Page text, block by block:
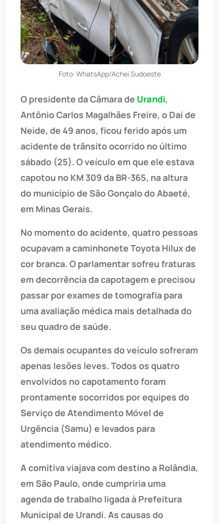
Foto: WhatsApp/Achei Sudoeste
O presidente da Câmara de Urandi,
Antônio Carlos Magalhães Freire, o Dai de
Neide, de 49 anos, ficou ferido após um
acidente de trânsito ocorrido no último
sábado (25). O veículo em que ele estava
capotou no KM 309 da BR-365, na altura
do município de São Gonçalo do Abaeté,
em Minas Gerais.
No momento do acidente, quatro pessoas
ocupavam a caminhonete Toyota Hilux de
cor branca. O parlamentar sofreu fraturas
em decorrência da capotagem e precisou
passar por exames de tomografia para
uma avaliação médica mais detalhada do
seu quadro de saúde.
Os demais ocupantes do veículo sofreram
apenas lesões leves. Todos os quatro
envolvidos no capotamento foram
prontamente socorridos por equipes do
Serviço de Atendimento Móvel de
Urgência (Samu) e levados para
atendimento médico.
A comitiva viajava com destino a Rolândia,
em São Paulo, onde cumpriria uma
agenda de trabalho ligada à Prefeitura
Municipal de Urandi. As causas do